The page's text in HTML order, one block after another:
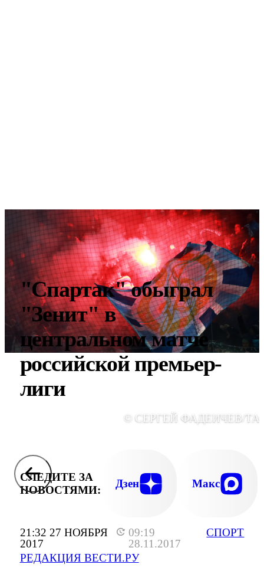
21:32 27 НОЯБРЯ
2017
09:19
28.11.2017
РЕДАКЦИЯ ВЕСТИ.РУ
СПОРТ
"Спартак" обыграл
"Зенит" в
центральном матче
российской премьер-
лиги
© СЕРГЕЙ ФАДЕИЧЕВ/
СЛЕДИТЕ ЗА
НОВОСТЯМИ:
Дзен Макс